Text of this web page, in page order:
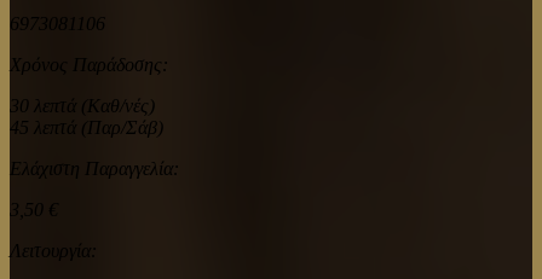
6973081106
Χρόνος Παράδοσης:
30 λεπτά (Καθ/νές)
45 λεπτά (Παρ/Σάβ)
Ελάχιστη Παραγγελία:
3,50 €
Λειτουργία: